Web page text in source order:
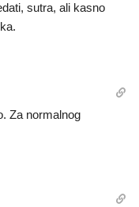
sutra, ali kasno
Za normalnog